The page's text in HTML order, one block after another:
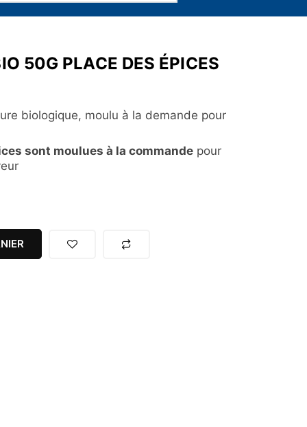
50G PLACE DES ÉPICES
biologique, moulu à la demande pour
sont moulues à la commande pour